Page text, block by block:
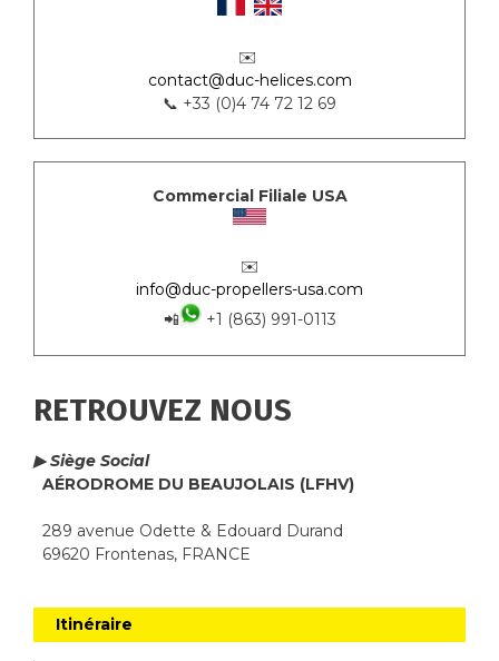
✉️
contact@duc-helices.com
📞 +33 (0)4 74 72 12 69
Commercial Filiale USA
✉️
info@duc-propellers-usa.com
📲
+1 (863) 991-0113
RETROUVEZ NOUS
▶ Siège Social
AÉRODROME DU BEAUJOLAIS (LFHV)
289 avenue Odette & Edouard Durand
69620 Frontenas, FRANCE
Itinéraire